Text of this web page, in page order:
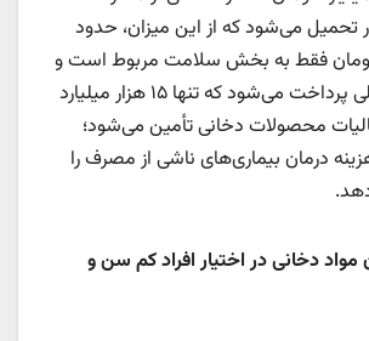
تحمیل می‌شود که از این میزان، حدود
تومان فقط به بخش سلامت مربوط است و
این هزینه در حالی پرداخت می‌شود که تنها ۱۵ هزار میلیارد
محصولات دخانی تأمین می‌شود؛
درمان بیماری‌های ناشی از مصرف را
دخانی در اختیار افراد کم سن و